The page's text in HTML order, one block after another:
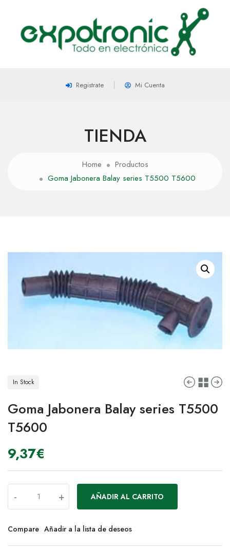
Registrate Mi Cuenta
TIENDA
Home
Productos
Goma Jabonera Balay series T5500 T5600
In Stock
Goma Jabonera Balay series T5500
T5600
9,37€
- + AÑADIR AL CARRITO
Compare Añadir a la lista de deseos